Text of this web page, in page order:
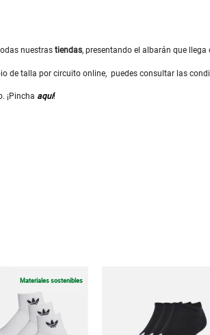
nuestras tiendas, presentando el albarán que llega
de talla por circuito online, puedes consultar las
¡Pincha aquí!
Materiales sostenibles